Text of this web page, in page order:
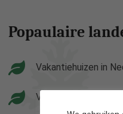
Popaulaire
Vakantiehuizen in
Vakantiehuizen in